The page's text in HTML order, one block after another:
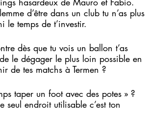
d’être dans un club tu n’as plus
le temps de t’investir.
dès que tu vois un ballon t’as
le dégager le plus loin possible en
de tes matchs à Termen ?
taper un foot avec des potes » ?
endroit utilisable c’est ton